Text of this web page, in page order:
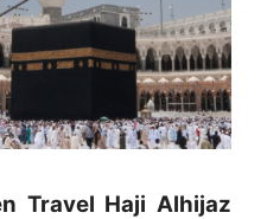
Travel Haji Alhijaz